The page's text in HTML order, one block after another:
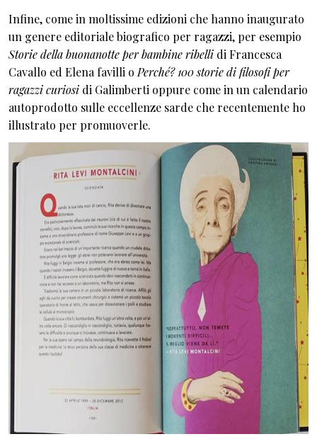
Infine, come in moltissime edizioni che hanno inaugurato
un genere editoriale biografico per ragazzi, per esempio
Storie della buonanotte per bambine ribelli di Francesca
Cavallo ed Elena favilli o Perché? 100 storie di filosofi per
ragazzi curiosi di Galimberti oppure come in un calendario
autoprodotto sulle eccellenze sarde che recentemente ho
illustrato per promuoverle.